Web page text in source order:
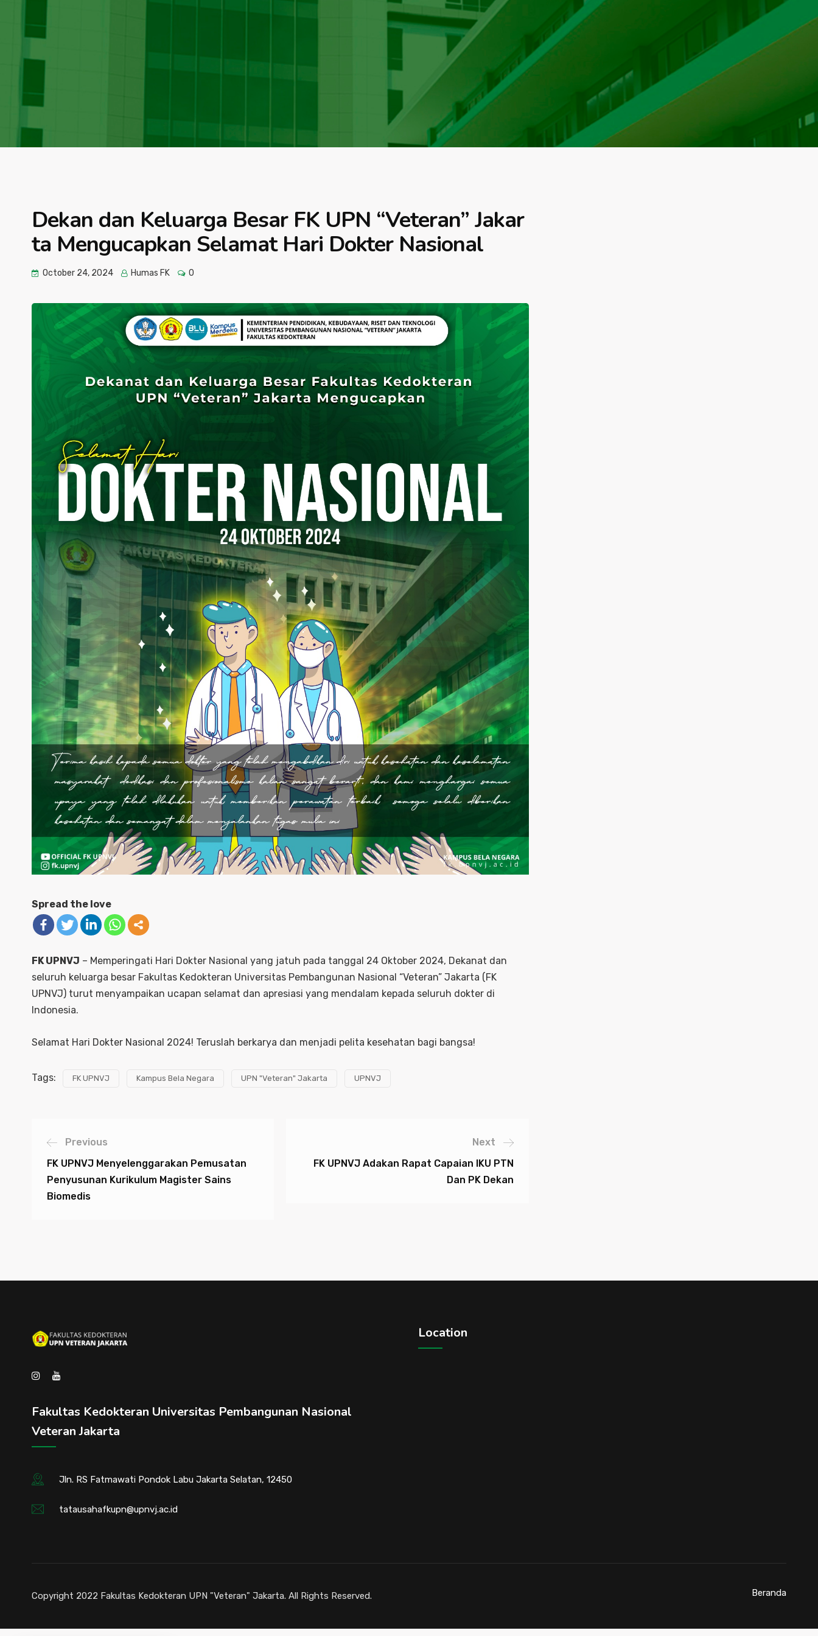
Dekan dan Keluarga Besar FK UPN “Veteran” Jakar
ta Mengucapkan Selamat Hari Dokter Nasional
October 24, 2024 Humas FK 0
Spread the love
FK UPNVJ – Memperingati Hari Dokter Nasional yang jatuh pada tanggal 24 Oktober 2024, Dekanat dan
seluruh keluarga besar Fakultas Kedokteran Universitas Pembangunan Nasional “Veteran” Jakarta (FK
UPNVJ) turut menyampaikan ucapan selamat dan apresiasi yang mendalam kepada seluruh dokter di
Indonesia.
Selamat Hari Dokter Nasional 2024! Teruslah berkarya dan menjadi pelita kesehatan bagi bangsa!
Tags: FK UPNVJ Kampus Bela Negara UPN "Veteran" Jakarta UPNVJ
Previous
FK UPNVJ Menyelenggarakan Pemusatan
Penyusunan Kurikulum Magister Sains
Biomedis
Next
FK UPNVJ Adakan Rapat Capaian IKU PTN
Dan PK Dekan
Fakultas Kedokteran Universitas Pembangunan Nasional
Veteran Jakarta
Jln. RS Fatmawati Pondok Labu Jakarta Selatan, 12450
tatausahafkupn@upnvj.ac.id
Location
Copyright 2022 Fakultas Kedokteran UPN "Veteran" Jakarta. All Rights Reserved. Beranda